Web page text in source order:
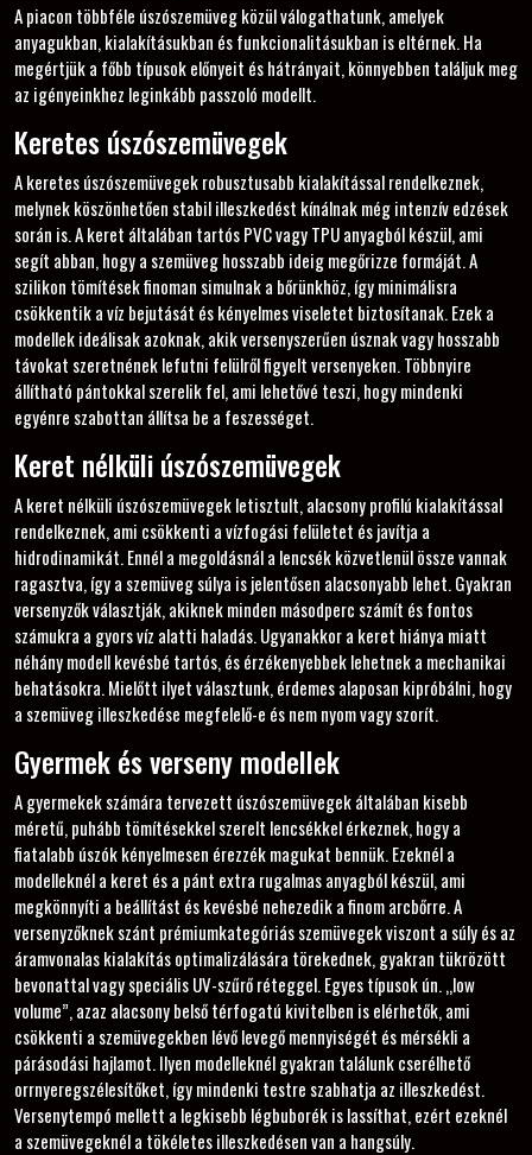
A piacon többféle úszószemüveg közül válogathatunk, amelyek
anyagukban, kialakításukban és funkcionalitásukban is eltérnek. Ha
megértjük a főbb típusok előnyeit és hátrányait, könnyebben találjuk meg
az igényeinkhez leginkább passzoló modellt.
Keretes úszószemüvegek
A keretes úszószemüvegek robusztusabb kialakítással rendelkeznek,
melynek köszönhetően stabil illeszkedést kínálnak még intenzív edzések
során is. A keret általában tartós PVC vagy TPU anyagból készül, ami
segít abban, hogy a szemüveg hosszabb ideig megőrizze formáját. A
szilikon tömítések finoman simulnak a bőrünkhöz, így minimálisra
csökkentik a víz bejutását és kényelmes viseletet biztosítanak. Ezek a
modellek ideálisak azoknak, akik versenyszerűen úsznak vagy hosszabb
távokat szeretnének lefutni felülről figyelt versenyeken. Többnyire
állítható pántokkal szerelik fel, ami lehetővé teszi, hogy mindenki
egyénre szabottan állítsa be a feszességet.
Keret nélküli úszószemüvegek
A keret nélküli úszószemüvegek letisztult, alacsony profilú kialakítással
rendelkeznek, ami csökkenti a vízfogási felületet és javítja a
hidrodinamikát. Ennél a megoldásnál a lencsék közvetlenül össze vannak
ragasztva, így a szemüveg súlya is jelentősen alacsonyabb lehet. Gyakran
versenyzők választják, akiknek minden másodperc számít és fontos
számukra a gyors víz alatti haladás. Ugyanakkor a keret hiánya miatt
néhány modell kevésbé tartós, és érzékenyebbek lehetnek a mechanikai
behatásokra. Mielőtt ilyet választunk, érdemes alaposan kipróbálni, hogy
a szemüveg illeszkedése megfelelő-e és nem nyom vagy szorít.
Gyermek és verseny modellek
A gyermekek számára tervezett úszószemüvegek általában kisebb
méretű, puhább tömítésekkel szerelt lencsékkel érkeznek, hogy a
fiatalabb úszók kényelmesen érezzék magukat bennük. Ezeknél a
modelleknél a keret és a pánt extra rugalmas anyagból készül, ami
megkönnyíti a beállítást és kevésbé nehezedik a finom arcbőrre. A
versenyzőknek szánt prémiumkategóriás szemüvegek viszont a súly és az
áramvonalas kialakítás optimalizálására törekednek, gyakran tükrözött
bevonattal vagy speciális UV-szűrő réteggel. Egyes típusok ún. „low
volume”, azaz alacsony belső térfogatú kivitelben is elérhetők, ami
csökkenti a szemüvegekben lévő levegő mennyiségét és mérsékli a
párásodási hajlamot. Ilyen modelleknél gyakran találunk cserélhető
orrnyeregszélesítőket, így mindenki testre szabhatja az illeszkedést.
Versenytempó mellett a legkisebb légbuborék is lassíthat, ezért ezeknél
a szemüvegeknél a tökéletes illeszkedésen van a hangsúly.